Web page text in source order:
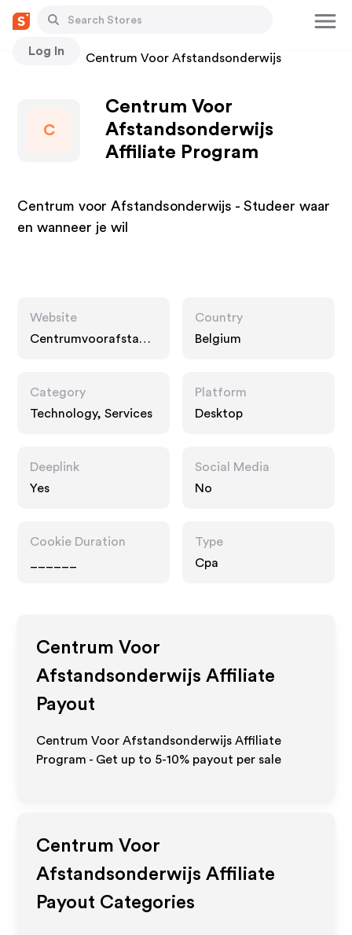
Log In
Stores Centrum Voor Afstandsonderwijs
C
Centrum Voor
Afstandsonderwijs
Affiliate Program
Centrum voor Afstandsonderwijs - Studeer waar
en wanneer je wil
Website
Centrumvoorafstand
Country
Belgium
Category
Technology, Services
Platform
Desktop
Deeplink
Yes
Social Media
No
Cookie Duration
Type
Cpa
Centrum Voor
Afstandsonderwijs Affiliate
Payout
Centrum Voor Afstandsonderwijs Affiliate
Program - Get up to 5-10% payout per sale
Centrum Voor
Afstandsonderwijs Affiliate
Payout Categories